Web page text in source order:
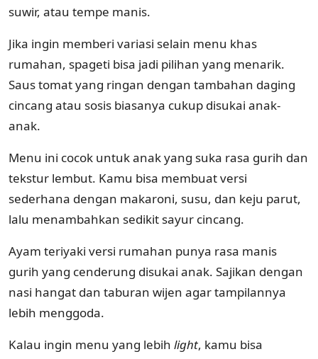
suwir, atau tempe manis.
Jika ingin memberi variasi selain menu khas
rumahan, spageti bisa jadi pilihan yang menarik.
Saus tomat yang ringan dengan tambahan daging
cincang atau sosis biasanya cukup disukai anak-
anak.
Menu ini cocok untuk anak yang suka rasa gurih dan
tekstur lembut. Kamu bisa membuat versi
sederhana dengan makaroni, susu, dan keju parut,
lalu menambahkan sedikit sayur cincang.
Ayam teriyaki versi rumahan punya rasa manis
gurih yang cenderung disukai anak. Sajikan dengan
nasi hangat dan taburan wijen agar tampilannya
lebih menggoda.
Kalau ingin menu yang lebih light, kamu bisa